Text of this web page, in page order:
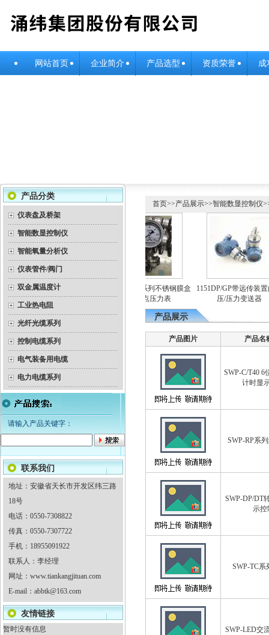
网站首页 企业简介 产品选型 资质荣誉 成
产品分类
仪表盘及桥架
智能数显控制仪
智能氧量分析仪
仪表管件/阀门
双金属温度计
工业热电阻
光纤光缆系列
控制电缆系列
电气装备用电缆
电力电缆系列
请输入产品关键字：
联系我们
地址：安徽省天长市开发区纬三路
18号
电话：0550-7308822
传真：0550-7307722
手机：18955091922
联系人：李经理
网址： www.tiankangjituan.com
E-mail： abbtk@163.com
友情链接
暂时没有信息
首页>>产品展示>>智能数显控制仪
隔爆双金属温度计
YEX-150B系列不锈钢膜盒
电接点压力表
1151DP/GP带远传装置的
压/压力变送器
产品展示
产品图片 产品名
SWP-C/T40 6
计时显
SWP-RP系
SWP-DP/DT
示控
SWP-TC系
SWP-LED交